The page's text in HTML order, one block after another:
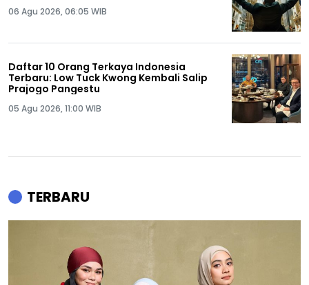
06 Agu 2026, 06:05 WIB
Daftar 10 Orang Terkaya Indonesia
Terbaru: Low Tuck Kwong Kembali Salip
Prajogo Pangestu
05 Agu 2026, 11:00 WIB
TERBARU